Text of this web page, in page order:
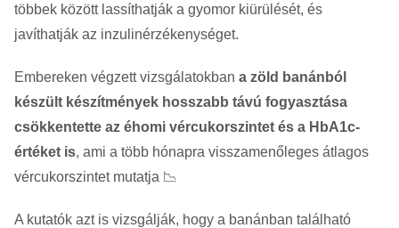
többek között lassíthatják a gyomor kiürülését, és
javíthatják az inzulinérzékenységet.
Embereken végzett vizsgálatokban a zöld banánból
készült készítmények hosszabb távú fogyasztása
csökkentette az éhomi vércukorszintet és a HbA1c-
értéket is, ami a több hónapra visszamenőleges átlagos
vércukorszintet mutatja 📉
A kutatók azt is vizsgálják, hogy a banánban található